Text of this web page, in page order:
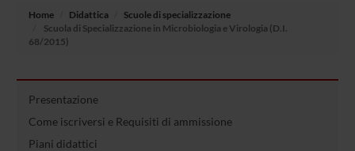
Home Didattica
Scuole di specializzazione
Scuola di Specializzazione in Microbiologia e Virologia (D.I.
68/2015)
Presentazione
Come iscriversi e Requisiti di ammissione
Piani didattici